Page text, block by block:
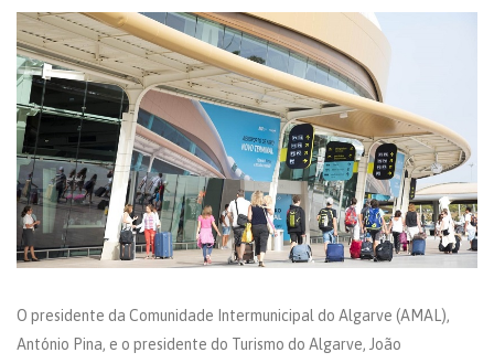
O presidente da Comunidade Intermunicipal do Algarve (AMAL),
António Pina, e o presidente do Turismo do Algarve, João